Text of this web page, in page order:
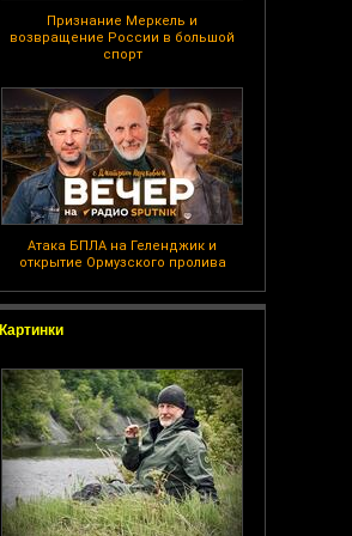
Признание Меркель и
возвращение России в большой
спорт
Атака БПЛА на Геленджик и
открытие Ормузского пролива
Картинки